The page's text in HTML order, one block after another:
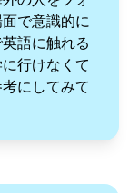
で意識的に
語に触れる
行けなくて
にしてみて